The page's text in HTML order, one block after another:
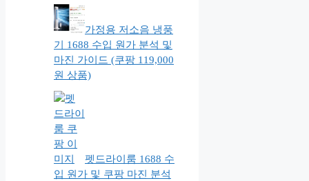
가정용 저소음 냉풍
기 1688 수입 원가 분석 및
마진 가이드 (쿠팡 119,000
원 상품)
펫드라이룸 1688 수
입 원가 및 쿠팡 마진 분석